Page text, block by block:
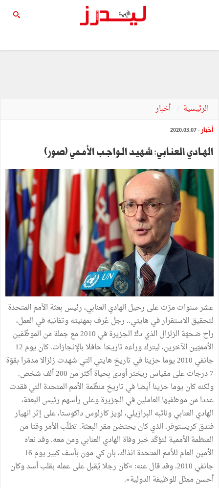
الرئيسية أخبار
أخبار - 2020.03.07
الهـادي العنـابي: شهيـد الـواجـب الأمـمي (صور)
عشر سنوات مرّت على رحيل الهادي العنابي، رئيس بعثة الأمم المتحدة
لتحقيق الاستقرار في هايتي.. رجل عُرف بمهنيته وتفانيه في العمل،
راح ضحيّة الزلزال الذي دكّ الجزيرة في 2010 مع جملة من الموظّفين
الأمميّين الآخرين، ليترك وراءه تاريخا حافلا بالإنجازات. كان يوم 12
جانفي 2010 يوما حزينا في تاريخ هايتي التي شهدت زلزالا مدمّرا بقوّة
7 درجات على مقياس ريختر أودى بحياة أكثر من 200 ألف شخص.
ولكنه كان يوما حزينا أيضا في تاريخ منظّمة الأمم المتحدة التي فقدت
عددا من موظفيها العاملين في الجزيرة وعلى رأسهم رئيس البعثة،
الهادي العنابي ونائبه البرازيلي، لويز كارلوس داكوستا، على إثر انهيار
فندق كريستوفر، الذي كان يحتضن مقر البعثة. تطلّب الأمر وقتا من
المنظمة الأممية لتؤكّد خبر وفاة الهادي العنابي ومن معه. وقد نعاه
الأمين العام للأمم المتحدة آنذاك، بان كي مون بأسف كبير يوم 16
جانفي 2010. وقد قال عنه: »كان رجلا يُقبل على عمله بقلب أسد وكان
أحسن ممثّل للوظيفة الدولية«.